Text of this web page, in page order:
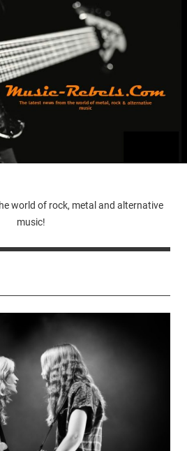
world of rock, metal and alternative
music!